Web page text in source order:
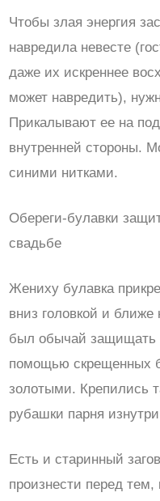
Чтобы злая энергия
навредила невесте
даже их искреннее
может навредить),
Прикалывают ее на
внутренней стороны.
синими нитками.
Обереги-булавки
свадьбе
Жениху булавка
вниз головкой и
был обычай защищать
помощью скрещенных
золотыми. Крепились
рубашки парня
Есть и старинный
произнести перед тем,